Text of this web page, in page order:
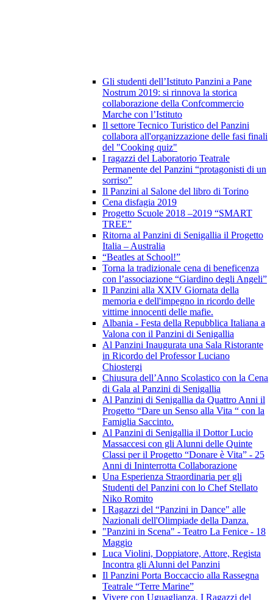
Gli studenti dell’Istituto Panzini a Pane
Nostrum 2019: si rinnova la storica
collaborazione della Confcommercio
Marche con l’Istituto
Il settore Tecnico Turistico del Panzini
collabora all'organizzazione delle fasi finali
del "Cooking quiz"
I ragazzi del Laboratorio Teatrale
Permanente del Panzini “protagonisti di un
sorriso”
Il Panzini al Salone del libro di Torino
Cena disfagia 2019
Progetto Scuole 2018 –2019 “SMART
TREE”
Ritorna al Panzini di Senigallia il Progetto
Italia – Australia
“Beatles at School!”
Torna la tradizionale cena di beneficenza
con l’associazione “Giardino degli Angeli”
Il Panzini alla XXIV Giornata della
memoria e dell'impegno in ricordo delle
vittime innocenti delle mafie.
Albania - Festa della Repubblica Italiana a
Valona con il Panzini di Senigallia
Al Panzini Inaugurata una Sala Ristorante
in Ricordo del Professor Luciano
Chiostergi
Chiusura dell’Anno Scolastico con la Cena
di Gala al Panzini di Senigallia
Al Panzini di Senigallia da Quattro Anni il
Progetto “Dare un Senso alla Vita “ con la
Famiglia Saccinto.
Al Panzini di Senigallia il Dottor Lucio
Massaccesi con gli Alunni delle Quinte
Classi per il Progetto “Donare è Vita” - 25
Anni di Ininterrotta Collaborazione
Una Esperienza Straordinaria per gli
Studenti del Panzini con lo Chef Stellato
Niko Romito
I Ragazzi del “Panzini in Dance" alle
Nazionali dell'Olimpiade della Danza.
"Panzini in Scena" - Teatro La Fenice - 18
Maggio
Luca Violini, Doppiatore, Attore, Regista
Incontra gli Alunni del Panzini
Il Panzini Porta Boccaccio alla Rassegna
Teatrale “Terre Marine”
Vivere con Uguaglianza. I Ragazzi del